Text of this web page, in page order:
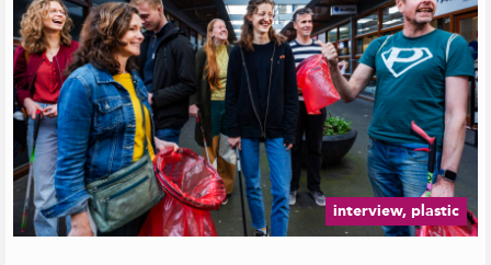
e
d
e
b
e
interview, plastic